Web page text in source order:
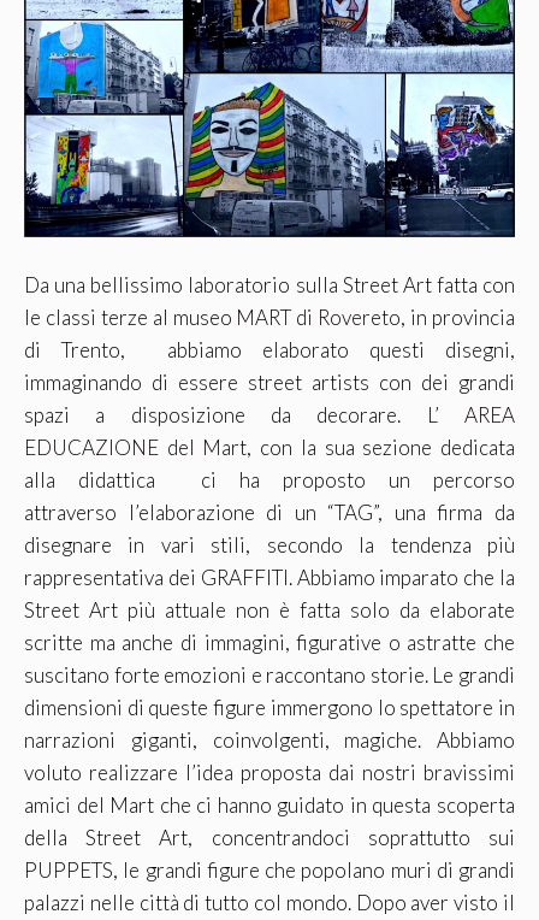
Da una bellissimo laboratorio sulla Street Art fatta con
le classi terze al museo MART di Rovereto, in provincia
di Trento, abbiamo elaborato questi disegni,
immaginando di essere street artists con dei grandi
spazi a disposizione da decorare. L’ AREA
EDUCAZIONE del Mart, con la sua sezione dedicata
alla didattica ci ha proposto un percorso
attraverso l’elaborazione di un “TAG”, una firma da
disegnare in vari stili, secondo la tendenza più
rappresentativa dei GRAFFITI. Abbiamo imparato che la
Street Art più attuale non è fatta solo da elaborate
scritte ma anche di immagini, figurative o astratte che
suscitano forte emozioni e raccontano storie. Le grandi
dimensioni di queste figure immergono lo spettatore in
narrazioni giganti, coinvolgenti, magiche. Abbiamo
voluto realizzare l’idea proposta dai nostri bravissimi
amici del Mart che ci hanno guidato in questa scoperta
della Street Art, concentrandoci soprattutto sui
PUPPETS, le grandi figure che popolano muri di grandi
palazzi nelle città di tutto col mondo. Dopo aver visto il